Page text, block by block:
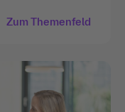
Zum Themenfeld